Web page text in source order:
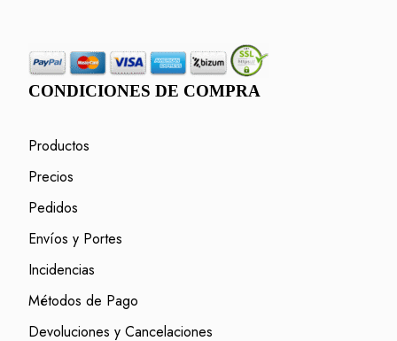
CONDICIONES DE COMPRA
Productos
Precios
Pedidos
Envíos y Portes
Incidencias
Métodos de Pago
Devoluciones y Cancelaciones